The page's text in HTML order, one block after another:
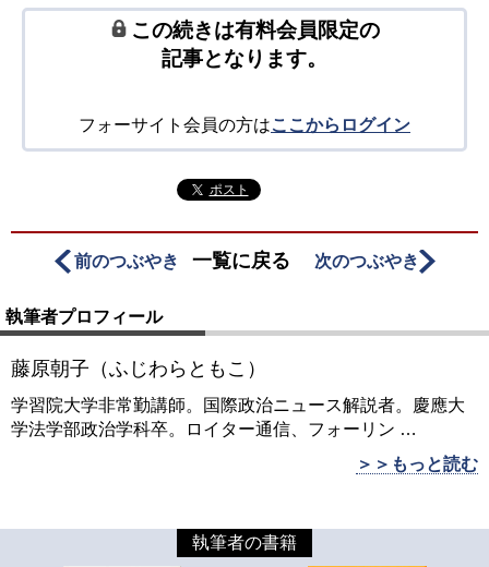
この続きは有料会員限定の
記事となります。
フォーサイト会員の方はここからログイン
ポスト
前のつぶやき 一覧に戻る 次のつぶやき
執筆者プロフィール
藤原朝子（ふじわらともこ）
学習院大学非常勤講師。国際政治ニュース解説者。慶應大
学法学部政治学科卒。ロイター通信、フォーリン …
＞＞もっと読む
執筆者の書籍